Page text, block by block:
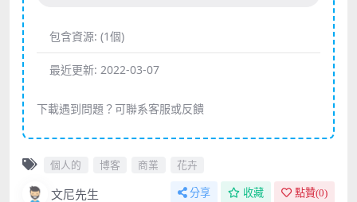
包含資源: (1個)
最近更新: 2022-03-07
下載遇到問題？可聯系客服或反饋
個人的 博客 商業 花卉
文尼先生 分享 收藏 點贊(0)